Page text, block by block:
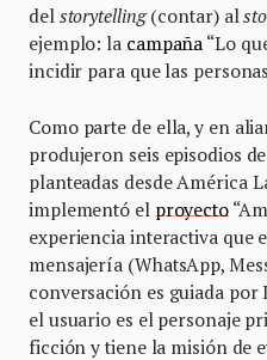
del storytelling(contar) al
ejemplo: la campaña “Lo
incidir para que las
Como parte de ella, y en
produjeron seis episodios
planteadas desde América
implementó el proyecto
experiencia interactiva que
mensajería (WhatsApp,
conversación es guiada
el usuario es el personaje
ficción y tiene la misión de